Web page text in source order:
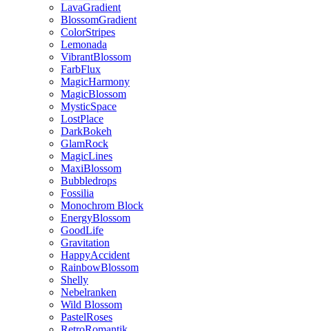
LavaGradient
BlossomGradient
ColorStripes
Lemonada
VibrantBlossom
FarbFlux
MagicHarmony
MagicBlossom
MysticSpace
LostPlace
DarkBokeh
GlamRock
MagicLines
MaxiBlossom
Bubbledrops
Fossilia
Monochrom Block
EnergyBlossom
GoodLife
Gravitation
HappyAccident
RainbowBlossom
Shelly
Nebelranken
Wild Blossom
PastelRoses